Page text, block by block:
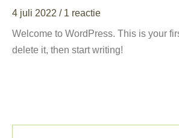
4 juli 2022 1 reactie
Welcome to WordPress. This is your
delete it, then start writing!